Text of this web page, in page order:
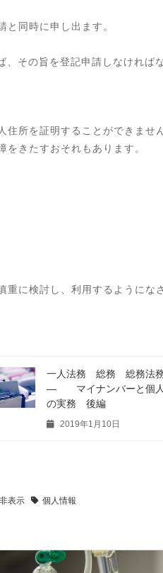
同時に申し出ます。
その旨を登記申請しなければな
所を証明することができません
きたすおそれもあります。
に検討し、利用するようにな
一人法務 総務 総務法
― マイナンバーと個人
の実務 後編
2019年1月10日
表示 個人情報